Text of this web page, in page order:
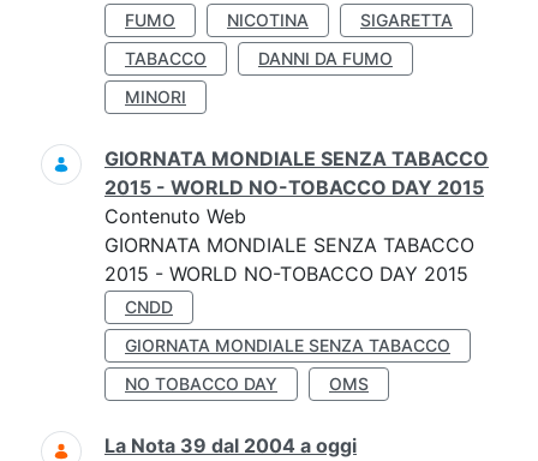
FUMO NICOTINA
SIGARETTA
TABACCO
DANNI DA FUMO
MINORI
GIORNATA MONDIALE SENZA TABACCO
2015 - WORLD NO-TOBACCO DAY 2015
Contenuto Web
GIORNATA MONDIALE SENZA TABACCO
2015 - WORLD NO-TOBACCO DAY 2015
CNDD
GIORNATA MONDIALE SENZA TABACCO
NO TOBACCO DAY
OMS
La Nota 39 dal 2004 a oggi